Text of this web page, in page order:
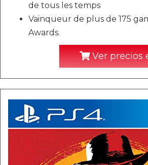
de tous les temps
Vainqueur de plus de 175
Awards.
Ver precios